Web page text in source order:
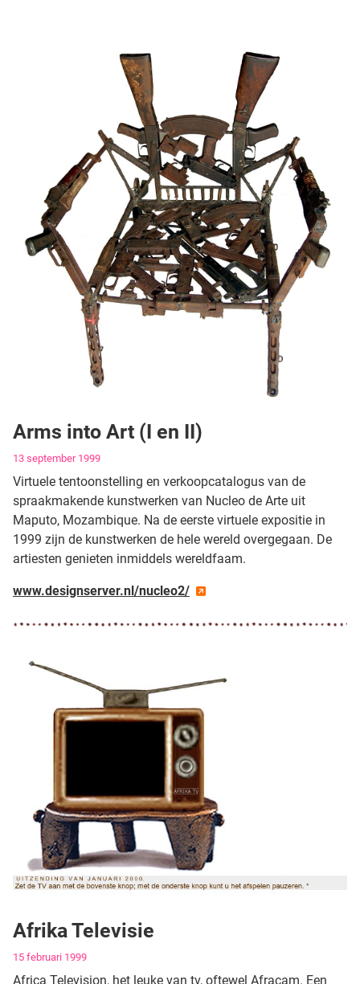
Arms into Art (I en II)
Gegevens
13 september 1999
Virtuele tentoonstelling en verkoopcatalogus van de
spraakmakende kunstwerken van Nucleo de Arte uit
Maputo, Mozambique. Na de eerste virtuele expositie in
1999 zijn de kunstwerken de hele wereld overgegaan. De
artiesten genieten inmiddels wereldfaam.
www.designserver.nl/nucleo2/
Afrika Televisie
Gegevens
15 februari 1999
Africa Television, het leuke van tv, oftewel Afracam. Een